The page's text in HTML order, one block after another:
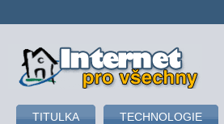
připojení k internetu
TITULKA TECHNOLOGIE